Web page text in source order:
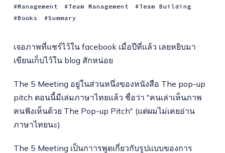
Management Team Management
Team Building
Books
Summary
เจอภาพที่แชร์ไว้ใน facebook เมื่อปีที่แล้ว เลยหยิบมา
เขียนเก็บไว้ใน blog สักหน่อย
The 5 Meeting อยู่ในส่วนหนึ่งของหนังสือ The pop-up
pitch ตอนนี้มีเล่มภาษาไทยแล้ว ชื่อว่า "คนเล่าเห็นภาพ
คนฟังเห็นด้วย The Pop-up Pitch" (แต่ผมไม่เคยอ่าน
ภาษาไทยนะ)
The 5 Meeting เป็นกาารพูดเกี่ยวกับรูปแบบของการ